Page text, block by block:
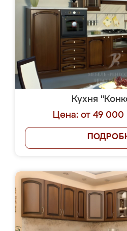
Кухня
Цена: от 49 000